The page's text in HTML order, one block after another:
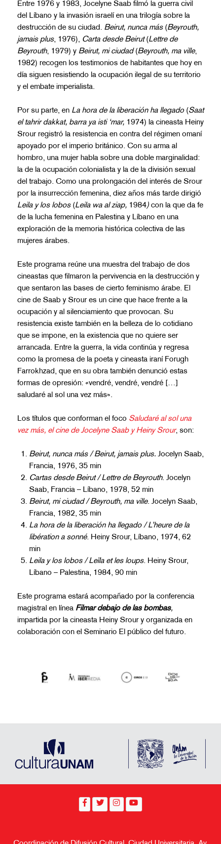
Entre 1976 y 1983, Jocelyne Saab filmó la guerra civil
del Líbano y la invasión israelí en una trilogía sobre la
destrucción de su ciudad. Beirut, nunca más(Beyrouth,
jamais plus, 1976), Carta desde Beirut (Lettre de
Beyrouth, 1979) y Beirut, mi ciudad(Beyrouth, ma ville,
1982) recogen los testimonios de habitantes que hoy en
día siguen resistiendo la ocupación ilegal de su territorio
y el embate imperialista.
Por su parte, en La hora de la liberación ha llegado (Saat
el tahrir dakkat, barra ya isti ‘mar, 1974) la cineasta Heiny
Srour registró la resistencia en contra del régimen omaní
apoyado por el imperio británico. Con su arma al
hombro, una mujer habla sobre una doble marginalidad:
la de la ocupación colonialista y la de la división sexual
del trabajo. Como una prolongación del interés de Srour
por la insurrección femenina, diez años más tarde dirigió
Leila y los lobos(Leila waal ziap, 1984) con la que da fe
de la lucha femenina en Palestina y Líbano en una
exploración de la memoria histórica colectiva de las
mujeres árabes.
Este programa reúne una muestra del trabajo de dos
cineastas que filmaron la pervivencia en la destrucción y
que sentaron las bases de cierto feminismo árabe. El
cine de Saab y Srour es un cine que hace frente a la
ocupación y al silenciamiento que provocan. Su
resistencia existe también en la belleza de lo cotidiano
que se impone, en la existencia que no quiere ser
arrancada. Entre la guerra, la vida continúa y regresa
como la promesa de la poeta y cineasta iraní Forugh
Farrokhzad, que en su obra también denunció estas
formas de opresión: «vendré, vendré, vendré […]
saludaré al sol una vez más».
Los títulos que conforman el foco Saludaré al sol una
vez más, el cine de Jocelyne Saab y Heiny Srour, son:
Beirut, nunca más / Beirut, jamais plus. Jocelyn Saab,
Francia, 1976, 35 min
Cartas desde Beirut / Lettre de Beyrouth. Jocelyn
Saab, Francia – Líbano, 1978, 52 min
Beirut, mi ciudad / Beyrouth, ma ville. Jocelyn Saab,
Francia, 1982, 35 min
La hora de la liberación ha llegado / L’heure de la
libération a sonné. Heiny Srour, Líbano, 1974, 62
min
Leila y los lobos / Leïla et les loups. Heiny Srour,
Líbano – Palestina, 1984, 90 min
Este programa estará acompañado por la conferencia
magistral en línea Filmar debajo de las bombas,
impartida por la cineasta Heiny Srour y organizada en
colaboración con el Seminario El público del futuro.